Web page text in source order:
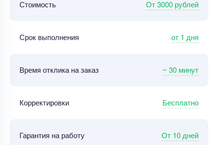
Стоимость От 3000 рублей
Срок выполнения от 1 дня
Время отклика на заказ ~ 30 минут
Корректировки Бесплатно
Гарантия на работу От 10 дней